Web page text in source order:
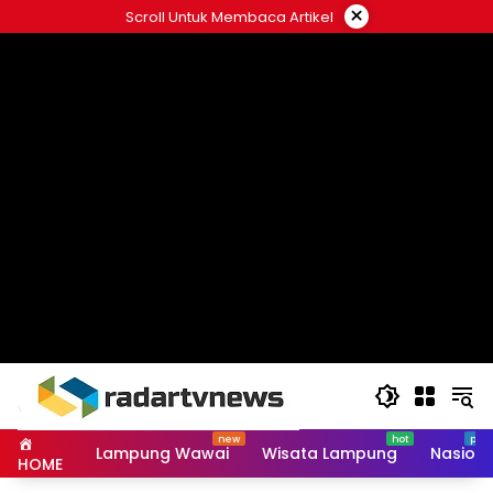
to
Scroll Untuk Membaca Artikel ×
HOME Lampung Wawai Wisata Lampung